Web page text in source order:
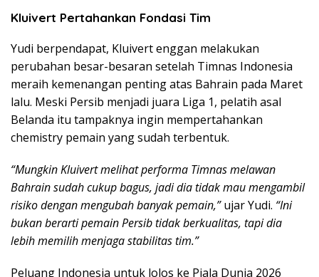
Kluivert Pertahankan Fondasi Tim
Yudi berpendapat, Kluivert enggan melakukan
perubahan besar-besaran setelah Timnas Indonesia
meraih kemenangan penting atas Bahrain pada Maret
lalu. Meski Persib menjadi juara Liga 1, pelatih asal
Belanda itu tampaknya ingin mempertahankan
chemistry pemain yang sudah terbentuk.
“Mungkin Kluivert melihat performa Timnas melawan
Bahrain sudah cukup bagus, jadi dia tidak mau mengambil
risiko dengan mengubah banyak pemain,”ujar Yudi. “Ini
bukan berarti pemain Persib tidak berkualitas, tapi dia
lebih memilih menjaga stabilitas tim.”
Peluang Indonesia untuk lolos ke Piala Dunia 2026